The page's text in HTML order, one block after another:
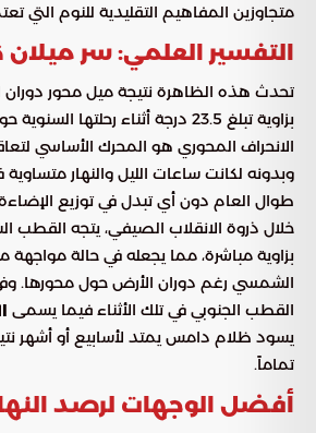
متجاوزين المفاهيم التقليدية للنوم التي
التفسير العلمي: سر
تحدث هذه الظاهرة نتيجة ميل محور
بزاوية تبلغ 23.5 درجة أثناء رحلتها
الانحراف المحوري هو المحرك الأساسي
وبدونه لكانت ساعات الليل والنهار
طوال العام دون أي تبدل في توزيع
خلال ذروة الانقلاب الصيفي، يتجه
بزاوية مباشرة، مما يجعله في حالة
الشمسي رغم دوران الأرض حول محورها.
القطب الجنوبي في تلك الأثناء فيما يسمى
يسود ظلام دامس يمتد لأسابيع أو أشهر
تماماً.
أفضل الوجهات لرصد